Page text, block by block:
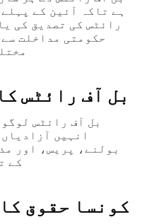
ہے تاکہ آئین کے
رائٹس کی تصدیق کی
حکومتی مداخلت
بل آف رائٹس
بل آف رائٹس
انہیں
بولنے، پریس، اور
کے
کونسا حقوق